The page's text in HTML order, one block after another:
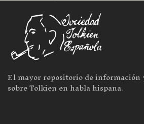
El mayor repositorio de información
sobre Tolkien en habla hispana.